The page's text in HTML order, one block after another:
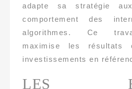
adapte sa stratégie
comportement des
algorithmes. Ce
maximise les résultats
investissements en
LES